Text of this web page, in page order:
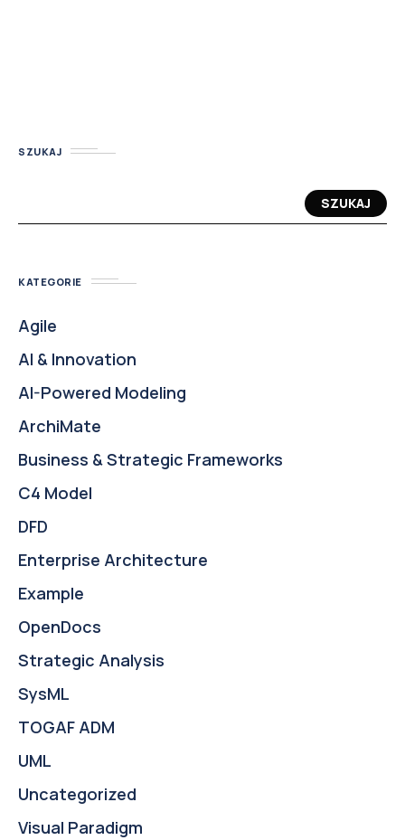
SZUKAJ
SZUKAJ
KATEGORIE
Agile
AI & Innovation
AI-Powered Modeling
ArchiMate
Business & Strategic Frameworks
C4 Model
DFD
Enterprise Architecture
Example
OpenDocs
Strategic Analysis
SysML
TOGAF ADM
UML
Uncategorized
Visual Paradigm